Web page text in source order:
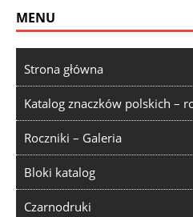
MENU
Strona główna
Katalog znaczków polskich –
Roczniki – Galeria
Bloki katalog
Czarnodruki